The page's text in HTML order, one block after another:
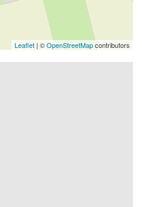
Leaflet | ©OpenStreetMapcontributors